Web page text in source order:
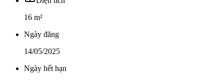
16 m²
Ngày đăng
14/05/2025
Ngày hết hạn